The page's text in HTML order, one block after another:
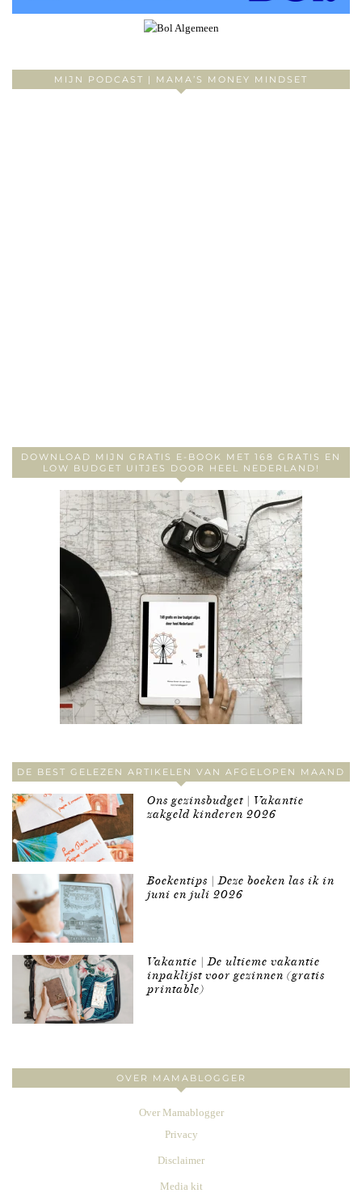
MIJN PODCAST | MAMA’S MONEY MINDSET
DOWNLOAD MIJN GRATIS E-BOOK MET 168 GRATIS EN
LOW BUDGET UITJES DOOR HEEL NEDERLAND!
DE BEST GELEZEN ARTIKELEN VAN AFGELOPEN MAAND
Ons gezinsbudget | Vakantie
zakgeld kinderen 2026
Boekentips | Deze boeken las ik in
juni en juli 2026
Vakantie | De ultieme vakantie
inpaklijst voor gezinnen (gratis
printable)
OVER MAMABLOGGER
Over Mamablogger
Privacy
Disclaimer
Media kit